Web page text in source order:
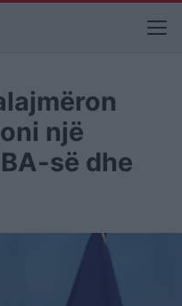
një
së dhe